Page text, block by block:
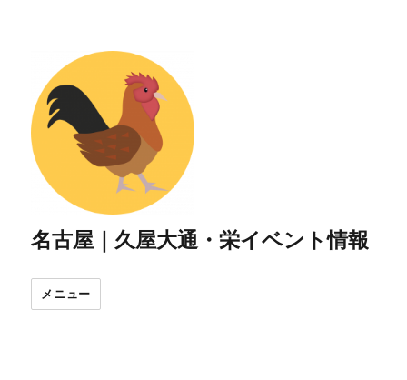
名古屋｜久屋大通・栄イベント情報
メニュー